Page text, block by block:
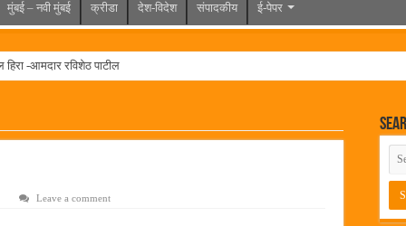
मुंबई – नवी मुंबई क्रीडा देश-विदेश संपादकीय ई-पेपर
-आमदार रविशेठ पाटील
मुख्य प्रशासकीय कार्यालयासह भव्य मूट कोर्टचे बुधवारी उद्घाटन
Leave a comment